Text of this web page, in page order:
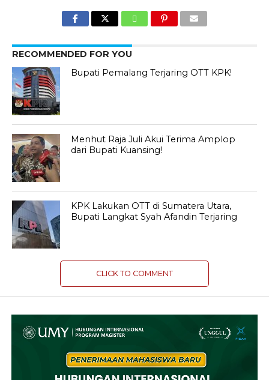
RECOMMENDED FOR YOU
Bupati Pemalang Terjaring OTT KPK!
Menhut Raja Juli Akui Terima Amplop
dari Bupati Kuansing!
KPK Lakukan OTT di Sumatera Utara,
Bupati Langkat Syah Afandin Terjaring
CLICK TO COMMENT